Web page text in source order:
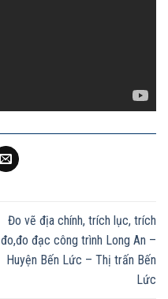
Đo vẽ địa chính, trích lục, trích
đo,đo đạc công trình Long An –
Huyện Bến Lức – Thị trấn Bến
Lức